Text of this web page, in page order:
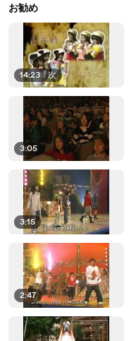
お勧め
14:23 | 次
3:05
3:15
2:47